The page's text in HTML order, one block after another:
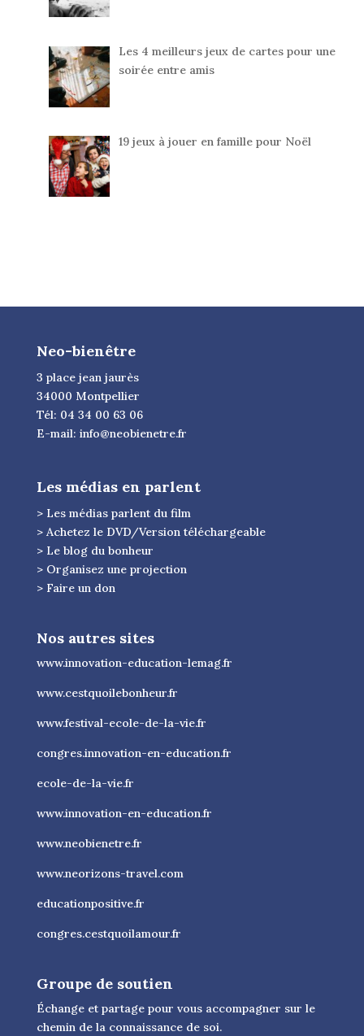
Les 4 meilleurs jeux de cartes pour une
soirée entre amis
19 jeux à jouer en famille pour Noël
Neo-bienêtre
3 place jean jaurès
34000 Montpellier
Tél: 04 34 00 63 06
E-mail: info@neobienetre.fr
Les médias en parlent
> Les médias parlent du film
> Achetez le DVD/Version téléchargeable
> Le blog du bonheur
> Organisez une projection
> Faire un don
Nos autres sites
www.innovation-education-lemag.fr
www.cestquoilebonheur.fr
www.festival-ecole-de-la-vie.fr
congres.innovation-en-education.fr
ecole-de-la-vie.fr
www.innovation-en-education.fr
www.neobienetre.fr
www.neorizons-travel.com
educationpositive.fr
congres.cestquoilamour.fr
Groupe de soutien
Échange et partage pour vous accompagner sur le
chemin de la connaissance de soi.